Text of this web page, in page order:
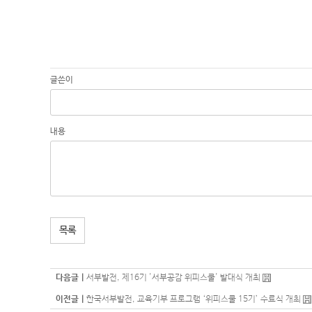
글쓴이
내용
목록
다음글 | 서부발전, 제16기 '서부공감 위피스쿨' 발대식 개최
이전글 | 한국서부발전, 교육기부 프로그램 ‘위피스쿨 15기’ 수료식 개최